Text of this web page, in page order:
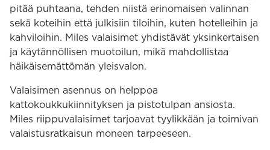
pitää puhtaana, tehden niistä erinomaisen valinnan
sekä koteihin että julkisiin tiloihin, kuten hotelleihin ja
kahviloihin. Miles valaisimet yhdistävät yksinkertaisen
ja käytännöllisen muotoilun, mikä mahdollistaa
häikäisemättömän yleisvalon.
Valaisimen asennus on helppoa
kattokoukkukiinnityksen ja pistotulpan ansiosta.
Miles riippuvalaisimet tarjoavat tyylikkään ja toimivan
valaistusratkaisun moneen tarpeeseen.